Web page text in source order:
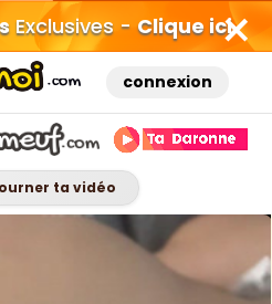
Exclusives - Clique ici
connexion
ta vidéo